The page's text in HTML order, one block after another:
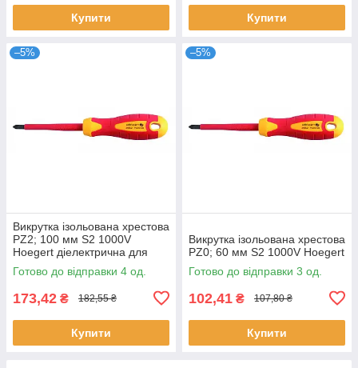
Купити Купити
–5%
Викрутка ізольована хрестова
PZ2; 100 мм S2 1000V
Hoegert діелектрична для
електрика
Готово до відправки 4 од.
173,42 ₴ 182,55 ₴
Купити
–5%
Викрутка ізольована хрестова
PZ0; 60 мм S2 1000V Hoegert
Готово до відправки 3 од.
102,41 ₴ 107,80 ₴
Купити